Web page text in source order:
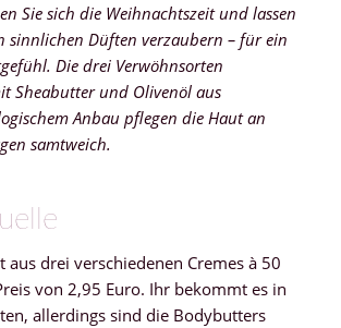
Sie sich die Weihnachtszeit und lassen
sinnlichen Düften verzaubern – für ein
Die drei Verwöhnsorten
Sheabutter und Olivenöl aus
Anbau pflegen die Haut an
samtweich.
aus drei verschiedenen Cremes à 50
von 2,95 Euro. Ihr bekommt es in
allerdings sind die Bodybutters